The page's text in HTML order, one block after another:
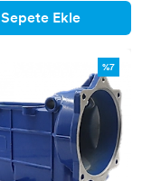
Sepete Ekle
%7